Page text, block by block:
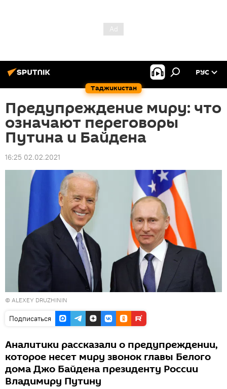
Таджикистан
РУС
Предупреждение миру: что
означают переговоры
Путина и Байдена
16:25 02.02.2021
© ALEXEY DRUZHININ
Подписаться
Аналитики рассказали о предупреждении,
которое несет миру звонок главы Белого
дома Джо Байдена президенту России
Владимиру Путину